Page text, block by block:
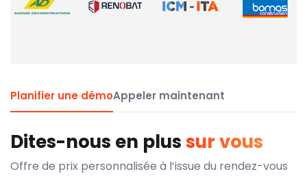
Planifier une démoAppeler maintenant
Dites-nous en plussur vous
Offre de prix personnalisée à l’issue du rendez-vous